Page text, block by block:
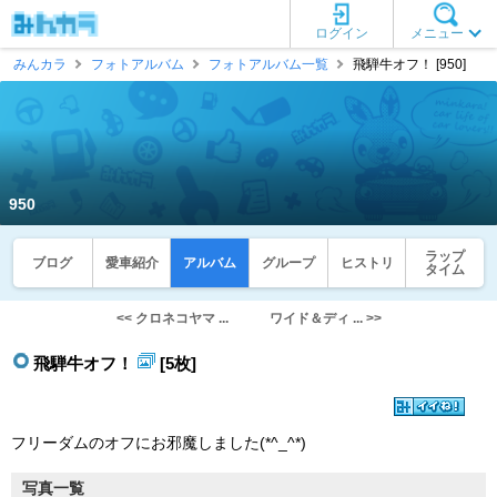
メニュー
ログイン
みんカラ
フォトアルバム フォトアルバム一覧 飛騨牛オフ！ [950]
950
ブログ 愛車紹介 アルバム グループ ヒストリ
ラップ
タイム
<< クロネコヤマ ... ワイド＆ディ ... >>
飛騨牛オフ！ [5枚]
フリーダムのオフにお邪魔しました(*^_^*)
写真一覧